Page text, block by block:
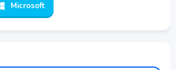
Microsoft